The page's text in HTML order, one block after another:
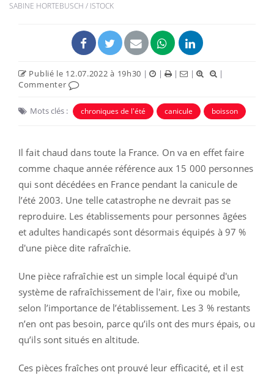
SABINE HORTEBUSCH / ISTOCK
Publié le 12.07.2022 à 19h30 | | | |
|
Commenter
Mots clés : chroniques de l'été canicule boisson
Il fait chaud dans toute la France. On va en effet faire
comme chaque année référence aux 15 000 personnes
qui sont décédées en France pendant la canicule de
l’été 2003. Une telle catastrophe ne devrait pas se
reproduire. Les établissements pour personnes âgées
et adultes handicapés sont désormais équipés à 97 %
d'une pièce dite rafraîchie.
Une pièce rafraîchie est un simple local équipé d'un
système de rafraîchissement de l'air, fixe ou mobile,
selon l’importance de l’établissement. Les 3 % restants
n’en ont pas besoin, parce qu’ils ont des murs épais, ou
qu’ils sont situés en altitude.
Ces pièces fraîches ont prouvé leur efficacité, et il est